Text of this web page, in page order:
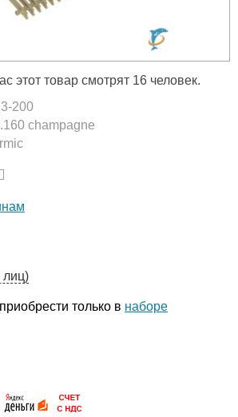
этот товар смотрят 16 человек.
200
champagne
лиц)
только в наборе